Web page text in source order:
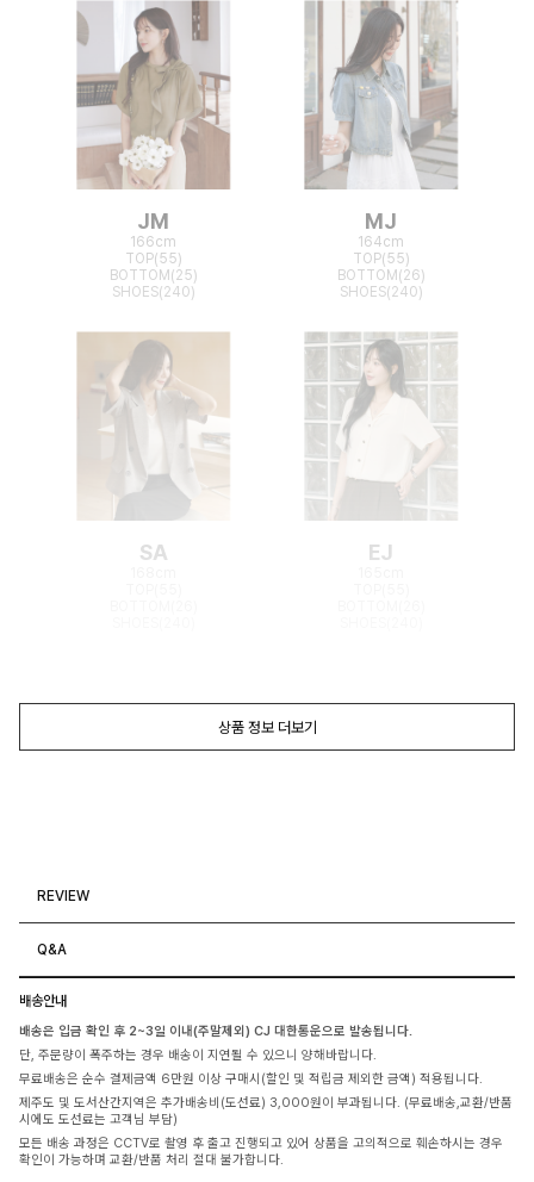
JM
166cm
TOP(55)
BOTTOM(25)
SHOES(240)
MJ
164cm
TOP(55)
BOTTOM(26)
SHOES(240)
SA EJ
상품 정보 더보기
REVIEW
Q&A
배송안내
배송은 입금 확인 후 2~3일 이내(주말제외) CJ 대한통운으로 발송됩니다.
단, 주문량이 폭주하는 경우 배송이 지연될 수 있으니 양해바랍니다.
무료배송은 순수 결제금액 6만원 이상 구매시(할인 및 적립금 제외한 금액) 적용됩니다.
제주도 및 도서산간지역은 추가배송비(도선료) 3,000원이 부과됩니다. (무료배송,교환/반품
시에도 도선료는 고객님 부담)
모든 배송 과정은 CCTV로 촬영 후 출고 진행되고 있어 상품을 고의적으로 훼손하시는 경우
확인이 가능하며 교환/반품 처리 절대 불가합니다.